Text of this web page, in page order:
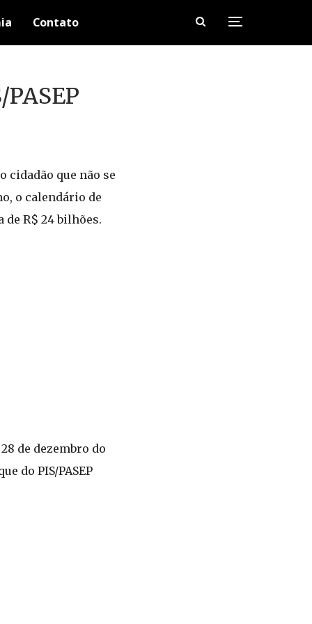
Contato
cidadão que não se
o calendário de
de R$ 24 bilhões.
de dezembro do
do PIS/PASEP